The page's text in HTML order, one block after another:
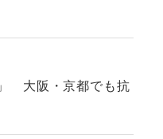
大阪・京都でも抗